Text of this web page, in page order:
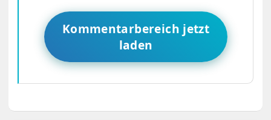
Kommentarbereich jetzt
laden